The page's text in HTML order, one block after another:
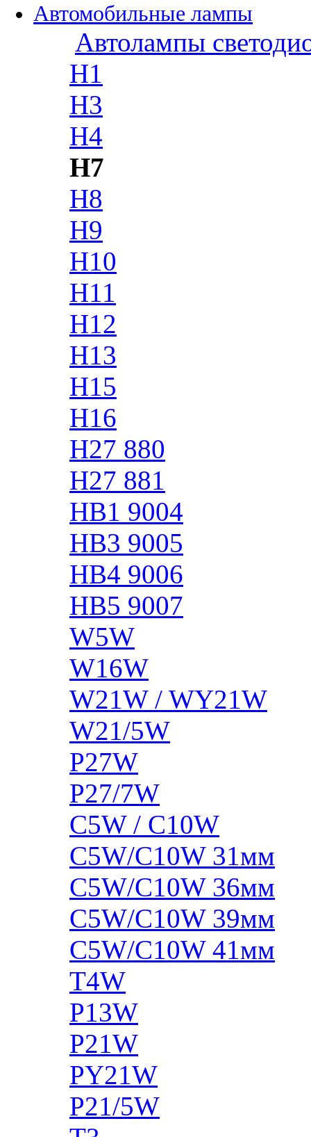
Автомобильные лампы
Автолампы
H1
H3
H4
H7
H8
H9
H10
H11
H12
H13
H15
H16
H27 880
H27 881
HB1 9004
HB3 9005
HB4 9006
HB5 9007
W5W
W16W
W21W / WY21W
W21/5W
P27W
P27/7W
C5W / C10W
C5W/C10W 31мм
C5W/C10W 36мм
C5W/C10W 39мм
C5W/C10W 41мм
T4W
P13W
P21W
PY21W
P21/5W